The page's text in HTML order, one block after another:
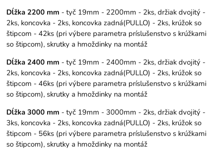
Dĺžka 2200 mm - tyč 19mm - 2200mm - 2ks, držiak dvojitý -
2ks, koncovka - 2ks, koncovka zadná(PULLO) - 2ks, krúžok so
štipcom - 42ks (pri výbere parametra príslušenstvo s krúžkami
so štipcom), skrutky a hmoždinky na montáž
Dĺžka 2400 mm - tyč 19mm - 2400mm - 2ks, držiak dvojitý -
2ks, koncovka - 2ks, koncovka zadná(PULLO) - 2ks, krúžok so
štipcom - 46ks (pri výbere parametra príslušenstvo s krúžkami
so štipcom), skrutky a hmoždinky na montáž
Dĺžka 3000 mm - tyč 19mm - 3000mm - 2ks, držiak dvojitý -
3ks, koncovka - 2ks, koncovka zadná(PULLO) - 2ks, krúžok so
štipcom - 56ks (pri výbere parametra príslušenstvo s krúžkami
so štipcom), skrutky a hmoždinky na montáž